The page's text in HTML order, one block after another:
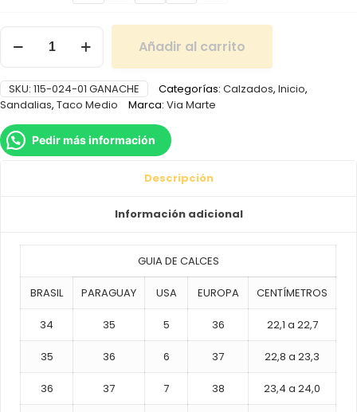
Añadir al carrito
SKU: 115-024-01 GANACHE Categorías: Calzados, Inicio,
Sandalias, Taco Medio Marca: Via Marte
Pedir más información
Descripción
Información adicional
GUIA DE CALCES
BRASIL PARAGUAY USA EUROPA CENTÍMETROS
34 35 5 36 22,1 a 22,7
35 36 6 37 22,8 a 23,3
36 37 7 38 23,4 a 24,0